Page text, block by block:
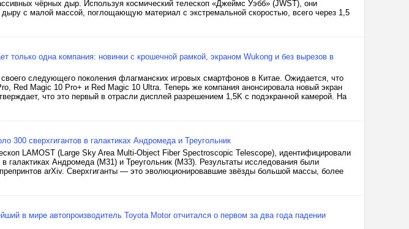
чёрных дыр. Используя космический телескоп «Джеймс Уэбб» (JWST), они
с малой массой, поглощающую материал с экстремальной скоростью, всего через 1,5
только одна компания: новинки с крошечной рамкой, экраном Wukong и без вырезов в
следующего поколения флагманских игровых смартфонов в Китае. Ожидается, что
Red Magic 10 Pro+ и Red Magic 10 Ultra. Теперь же компания анонсировала новый экран
что это первый в отрасли дисплей разрешением 1,5K с подэкранной камерой. На
300 сверхгигантов в галактиках Андромеда и Треугольник
LAMOST (Large Sky Area Multi-Object Fiber Spectroscopic Telescope), идентифицировали
галактиках Андромеда (M31) и Треугольник (M33). Результаты исследования были
arXiv. Сверхгиганты — это эволюционировавшие звёзды большой массы, более
в мире автопроизводитель Toyota Motor отчитался о первом за два года падении